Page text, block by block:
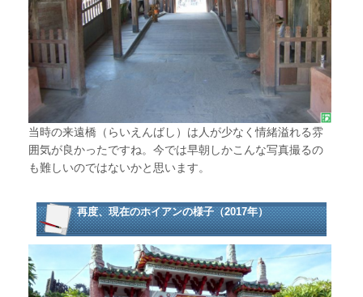
当時の来遠橋（らいえんばし）は人が少なく情緒溢れる雰
囲気が良かったですね。今では早朝しかこんな写真撮るの
も難しいのではないかと思います。
再度、現在のホイアンの様子（2017年）